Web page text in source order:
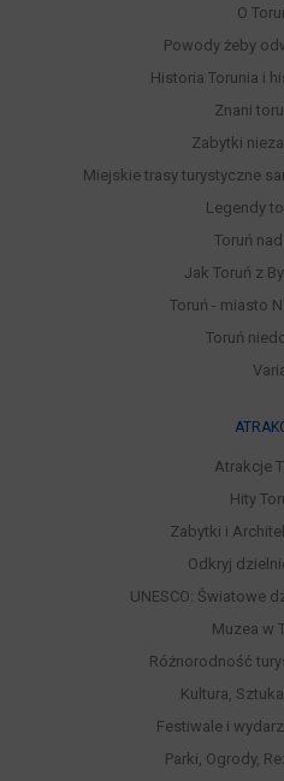
O
Powody żeby
Historia Torunia i
Znani
Zabytki
Miejskie trasy turystyczne
Legendy
Toruń nad
Jak Toruń z
Toruń - miasto
Toruń
Atrakcje
Hity
Zabytki i
Odkryj
UNESCO: Światowe
Muzea w
Różnorodność
Kultura,
Festiwale i
Parki, Ogrody,